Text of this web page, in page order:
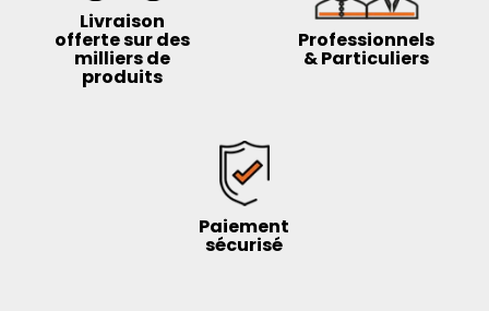
Livraison
offerte sur des
milliers de
produits
Professionnels
& Particuliers
Paiement
sécurisé